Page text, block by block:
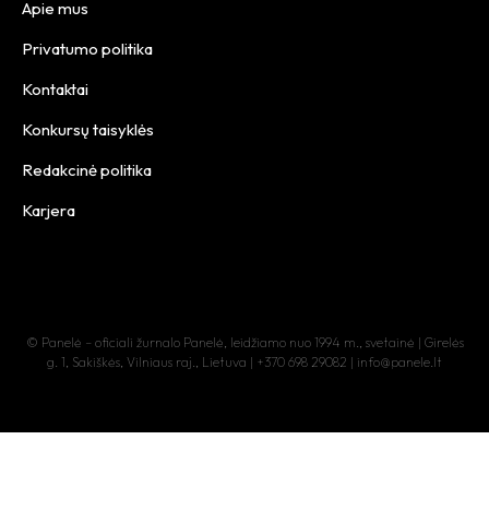
Apie mus
Privatumo politika
Kontaktai
Konkursų taisyklės
Redakcinė politika
Karjera
© Panelė – oficiali žurnalo Panelė, leidžiamo nuo 1994 m., svetainė | Girelės
g. 1, Sakiškės, Vilniaus raj., Lietuva | +370 698 29082 | info@panele.lt